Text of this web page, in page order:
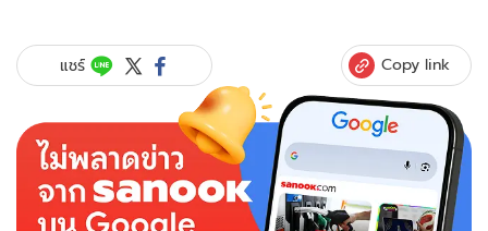
ตัว
ตน
คุณ
เป็น
อย่างไร....
แชร์ Copy link